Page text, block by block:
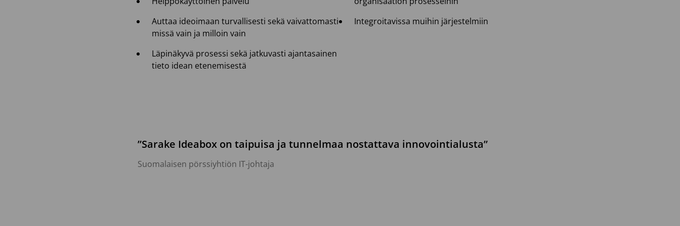
Auttaa ideoimaan turvallisesti sekä vaivattomasti
missä vain ja milloin vain
Läpinäkyvä prosessi sekä jatkuvasti ajantasainen
tieto idean etenemisestä
Integroitavissa muihin järjestelmiin
”Sarake Ideabox on taipuisa ja tunnelmaa nostattava innovointialusta”
Suomalaisen pörssiyhtiön IT-johtaja